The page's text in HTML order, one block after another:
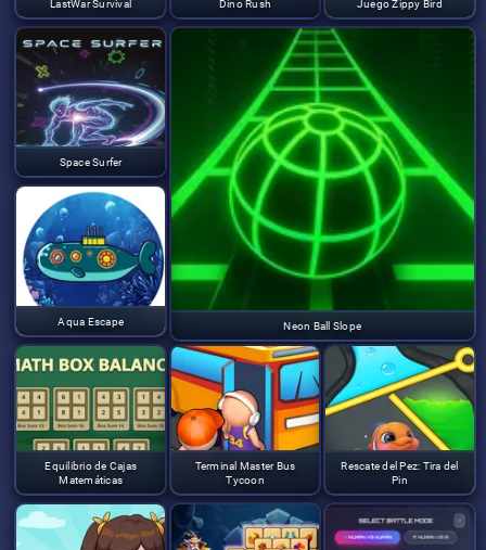
LastWar Survival Dino Rush Juego Zippy Bird
Space Surfer
Neon Ball Slope
Aqua Escape
Equilibrio de Cajas
Matemáticas
Terminal Master Bus
Tycoon
Rescate del Pez: Tira del
Pin